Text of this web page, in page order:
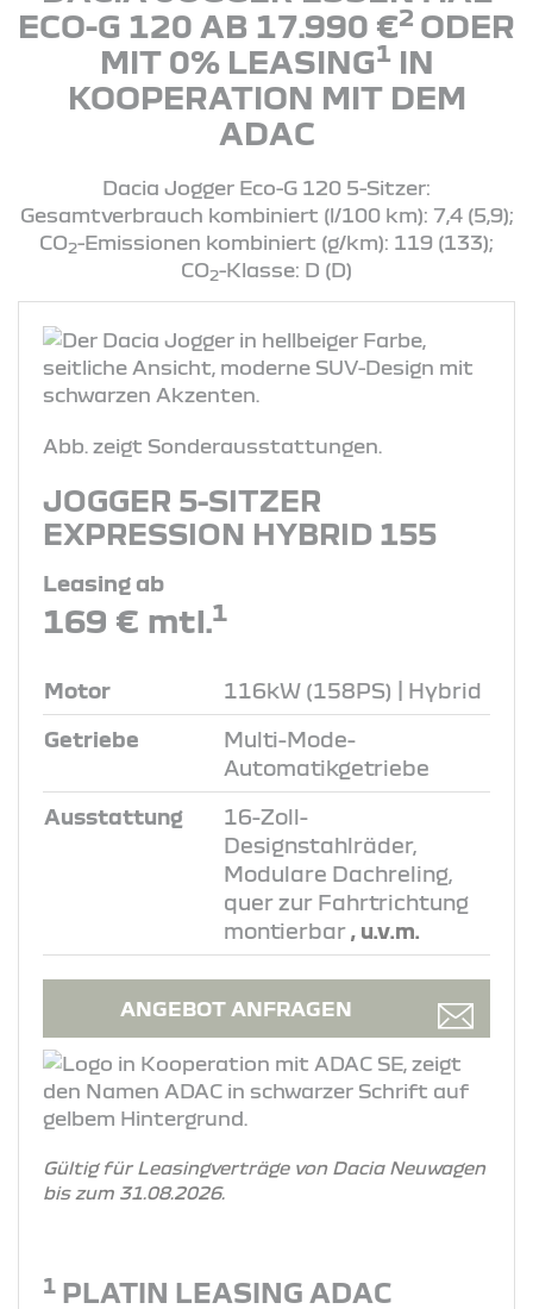
ECO-G 120 AB 17.990 €2 ODER
MIT 0% LEASING1IN
KOOPERATION MIT DEM
ADAC
Dacia Jogger Eco-G 120 5-Sitzer:
Gesamtverbrauch kombiniert (l/100 km): 7,4 (5,9);
CO2-Emissionen kombiniert (g/km): 119 (133);
CO2-Klasse: D (D)
Abb. zeigt Sonderausstattungen.
JOGGER 5-SITZER
EXPRESSION HYBRID 155
Leasing ab
169 € mtl.1
Motor 116kW (158PS) | Hybrid
Getriebe
Multi-Mode-
Automatikgetriebe
Ausstattung
16-Zoll-
Designstahlräder,
Modulare Dachreling,
quer zur Fahrtrichtung
montierbar , u.v.m.
ANGEBOT ANFRAGEN
Gültig für Leasingverträge von Dacia Neuwagen
bis zum 31.08.2026.
1 PLATIN LEASING ADAC